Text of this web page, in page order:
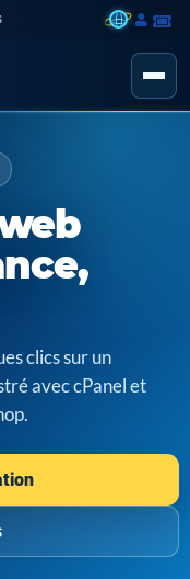
clics sur un
avec cPanel et